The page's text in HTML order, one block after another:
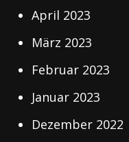
April 2023
März 2023
Februar 2023
Januar 2023
Dezember 2022